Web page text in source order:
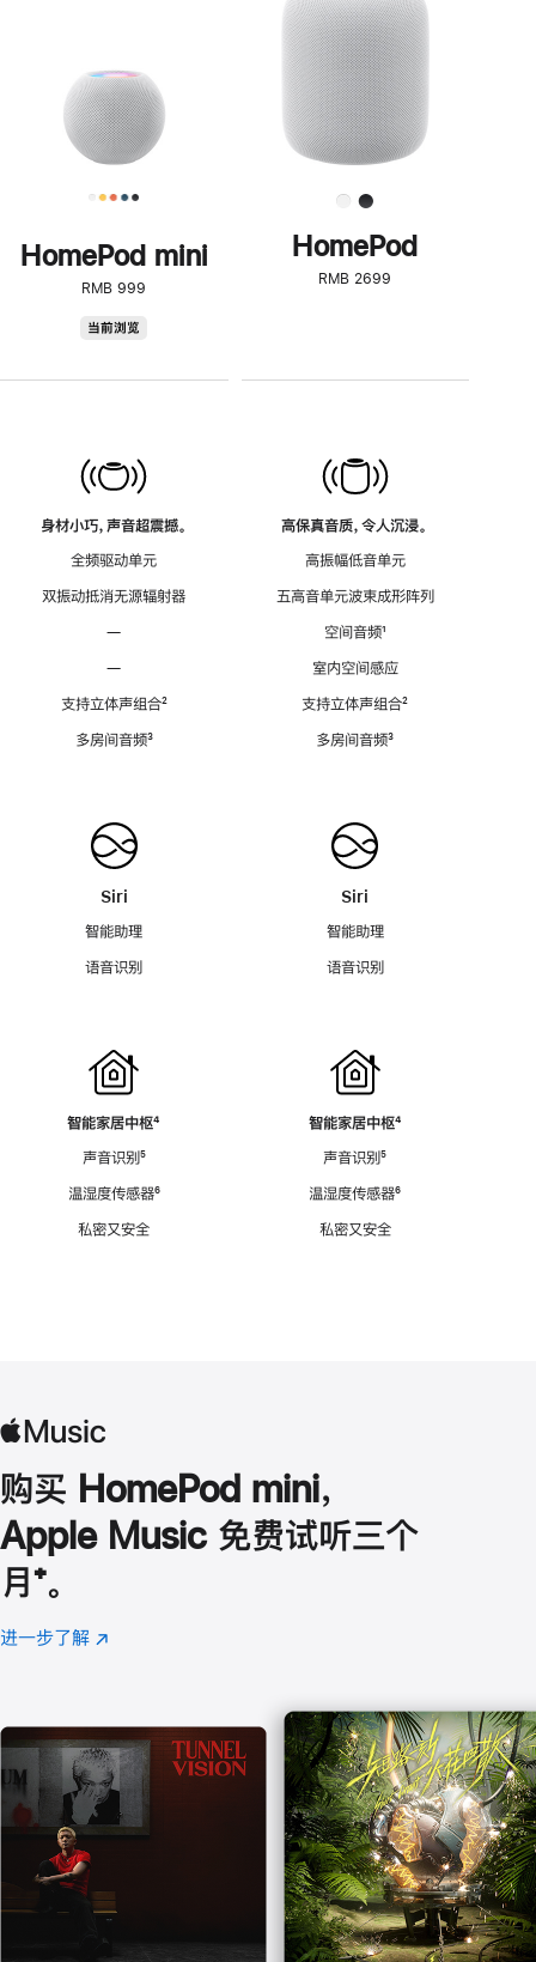
HomePod mini
RMB 999
当前浏览
身材小巧，声音超震撼。
全频驱动单元
双振动抵消无源辐射器
—
—
支持立体声组合脚
²
多房间音频脚
³
Siri
智能助理
语音识别
智能家居中枢脚
⁴
声音识别脚
⁵
温湿度传感器脚
⁶
私密又安全
了
解
HomePod<
HomePod
RMB 2699
高保真音质，令人沉浸。
高振幅低音单元
五高音单元波束成形阵列
空间音频脚
¹
室内空间感应
支持立体声组合脚
²
多房间音频脚
³
Siri
智能助理
语音识别
智能家居中枢脚
⁴
声音识别脚
⁵
温湿度传感器脚
⁶
私密又安全
购买 HomePod mini，
Apple Music 免费试听三个
月 脚
注
⁺。
进一步了解 Apple
(在
口
中
打
开)